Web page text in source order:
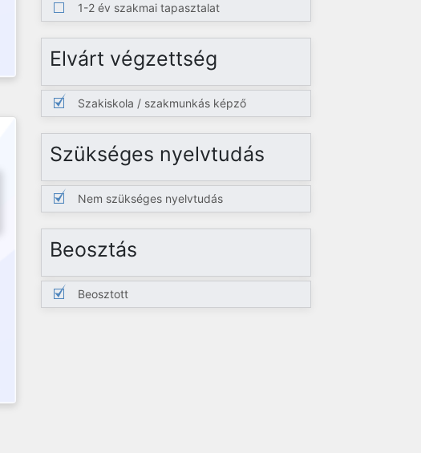
1-2 év szakmai tapasztalat
Elvárt végzettség
Szakiskola / szakmunkás képző
Szükséges nyelvtudás
Nem szükséges nyelvtudás
Beosztás
Beosztott